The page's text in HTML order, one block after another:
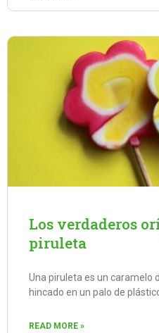
Los verdaderos
piruleta
Una piruleta es un caramelo
hincado en un palo de
READ MORE »